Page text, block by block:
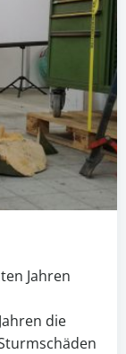
Jahren
die